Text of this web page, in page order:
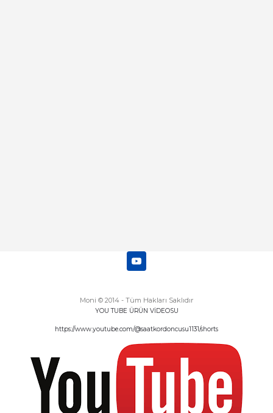
Moni © 2014 - Tüm Hakları Saklıdır
YOU TUBE ÜRÜN VİDEOSU
https://www.youtube.com/@saatkordoncusu1131/shorts